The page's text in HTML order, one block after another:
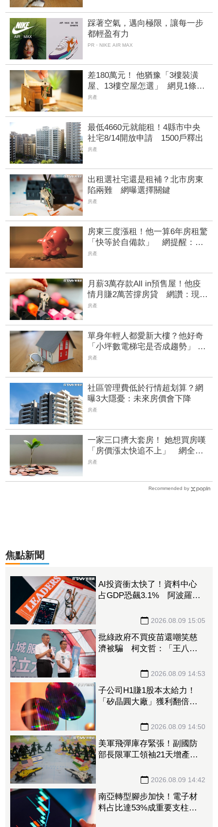
踩著空氣，邁向極限，讓每一步
都輕盈有力
PR・NIKE AIR MAX
差180萬元！ 他猶豫「3樓裝潢
屋、13樓空屋怎選」 網見1條件
全選它：不用考慮
房產
最低4660元就能租！4縣市中央
社宅8/14開放申請 1500戶釋出
房產
出租選社宅還是租補？北市房東
陷兩難 網曝選擇關鍵
房產
房東三度漲租！他一算6年房租驚
「快等於自備款」 網提醒：買
房別只看頭期
房產
月薪3萬存款All in預售屋！他疫
情月賺2萬苦撐房貸 網讚：現在
買不到那個價
房產
單身年輕人都愛新大樓？他好奇
「小坪數電梯宅是否成趨勢」 業
者：早已M型化
房產
社區管理費低於行情超划算？網
曝3大隱憂：未來房價會下降
房產
一家三口擠大套房！ 她想買房嘆
「房價漲太快追不上」 網全搖
頭勸：先別衝
房產
Recommended by
焦點新聞
AI投資衝太快了！資料中心
占GDP恐飆3.1% 阿波羅警
2026.08.09 15:05
批綠政府不買疫苗還嘲笑慈
濟被騙 柯文哲：「王八
2026.08.09 14:53
子公司H1賺1股本太給力！
「矽晶圓大廠」獲利翻倍
攻太陽能商機 2026.08.09 14:50
美軍飛彈庫存緊張！副國防
部長限軍工領袖21天增產
2026.08.09 14:42
南亞轉型腳步加快！電子材
料占比達53%成重要支柱